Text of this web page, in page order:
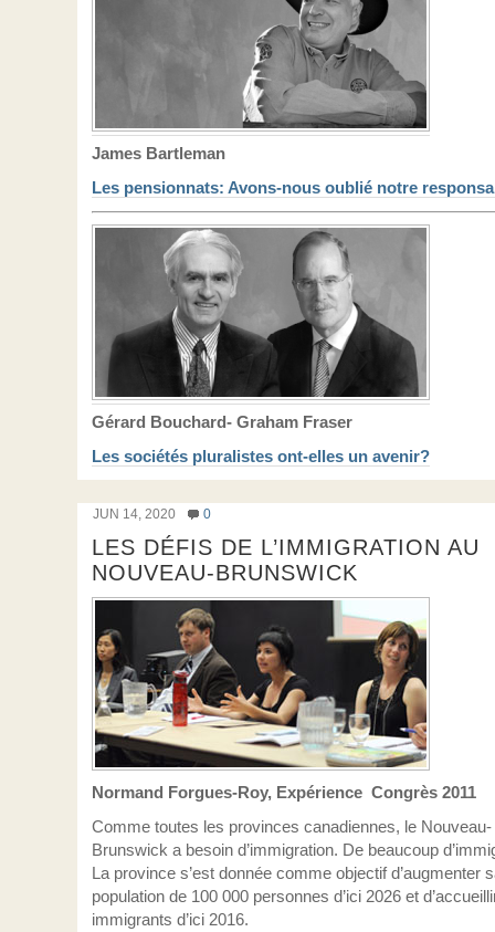
James Bartleman
Les pensionnats: Avons-nous oublié notre
Gérard Bouchard- Graham Fraser
Les sociétés pluralistes ont-elles un avenir?
JUN 14, 2020 0
LES DÉFIS DE L’IMMIGRATION AU
NOUVEAU-BRUNSWICK
Normand Forgues-Roy, Expérience Congrès 2011
Comme toutes les provinces canadiennes, le Nouveau-
Brunswick a besoin d’immigration. De beaucoup
La province s’est donnée comme objectif d’augmenter
population de 100 000 personnes d’ici 2026 et
immigrants d’ici 2016.